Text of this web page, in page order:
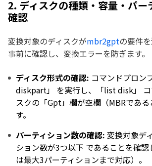
2. ディスクの種類・容量・パー
確認
変換対象のディスクがmbr2gptの要件
事前に確認し、変換エラーを防ぎます。
ディスク形式の確認: コマンドプロン
diskpart」 を実行し、「list disk」 コ
スクの「Gpt」欄が空欄（MBRであ
す。
パーティション数の確認: 変換対象デ
ション数が3つ以下 であることを確
は最大3パーティションまで対応）。